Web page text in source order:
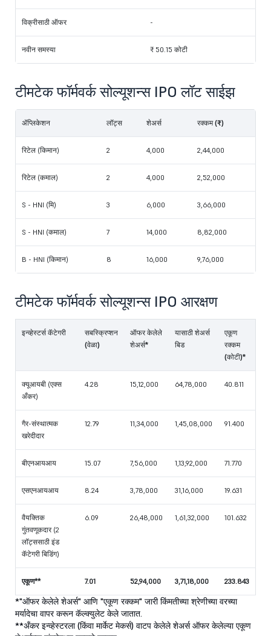
विक्रीसाठी ऑफर -
नवीन समस्या ₹ 50.15 कोटी
टीमटेक फॉर्मवर्क सोल्यूशन्स IPO लॉट साईझ
ॲप्लिकेशन लॉट्स शेअर्स रक्कम (₹)
रिटेल (किमान) 2 4,000 2,44,000
रिटेल (कमाल) 2 4,000 2,52,000
S - HNI (मि) 3 6,000 3,66,000
S - HNI (कमाल) 7 14,000 8,82,000
B - HNI (किमान) 8 16,000 9,76,000
टीमटेक फॉर्मवर्क सोल्यूशन्स IPO आरक्षण
इन्व्हेस्टर्स कॅटेगरी
सबस्क्रिप्शन
(वेळा)
ऑफर केलेले
शेअर्स*
यासाठी शेअर्स
बिड
एकूण
रक्कम
(कोटी)*
क्यूआयबी (एक्स
अँकर)
4.28 15,12,000 64,78,000 40.811
गैर-संस्थात्मक
खरेदीदार
12.79 11,34,000 1,45,08,000 91.400
बीएनआयआय 15.07 7,56,000 1,13,92,000 71.770
एसएनआयआय 8.24 3,78,000 31,16,000 19.631
वैयक्तिक
गुंतवणूकदार (2
लॉट्ससाठी इंड
कॅटेगरी बिडिंग)
6.09 26,48,000 1,61,32,000 101.632
एकूण** 7.01 52,94,000 3,71,18,000 233.843
*"ऑफर केलेले शेअर्स" आणि "एकूण रक्कम" जारी किंमतीच्या श्रेणीच्या वरच्या
मर्यादेचा वापर करून कॅल्क्युलेट केले जातात.
**अँकर इन्व्हेस्टरला (किंवा मार्केट मेकर्स) वाटप केलेले शेअर्स ऑफर केलेल्या एकूण